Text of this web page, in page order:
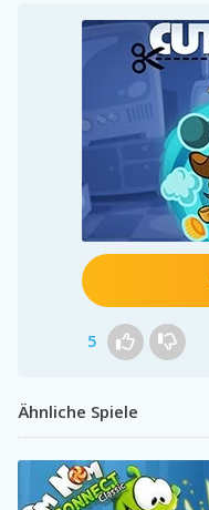
5
Ähnliche Spiele